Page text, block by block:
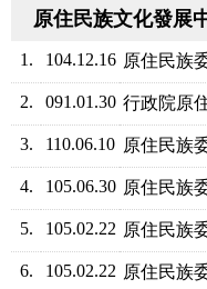
原住民族文化發展
1. 104.12.16 原住民族
2. 091.01.30 行政院原
3. 110.06.10 原住民族
4. 105.06.30 原住民族
5. 105.02.22 原住民族
6. 105.02.22 原住民族